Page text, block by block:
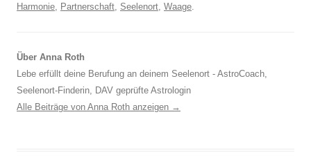
Harmonie, Partnerschaft, Seelenort, Waage.
Über Anna Roth
Lebe erfüllt deine Berufung an deinem Seelenort - AstroCoach,
Seelenort-Finderin, DAV geprüfte Astrologin
Alle Beiträge von Anna Roth anzeigen →